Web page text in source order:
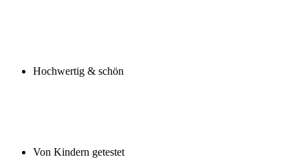
Hochwertig & schön
Von Kindern getestet